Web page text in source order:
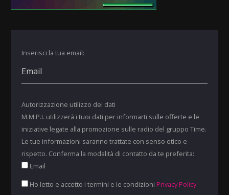
Inserisci la tua email:
Autorizzazione utilizzo dei dati
M.M.P.I. utilizzerà i tuoi dati per informarti sulle offerte e le
iniziative legate alla promozione sulle radio del gruppo Time.
Le tue informazioni saranno trattate con senso etico e
rispetto. Conferma la modalità di contatto da te preferita:
Email
Ho letto e accetto i termini e le condizioni Privacy Policy